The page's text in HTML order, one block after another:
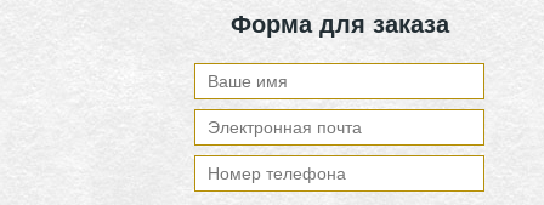
Форма для заказа